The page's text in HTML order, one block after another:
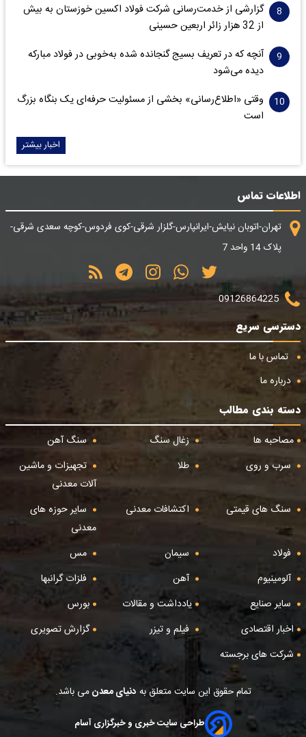
گزارشی از خدمت‌رسانی شرکت فولاد اکسین خوزستان به بیش
از 32 هزار زائر اربعین حسینی
آنچه که در تعریف بسیج گنجانده شده به‌خوبی در فولاد مبارکه
دیده می‌شود
وقتی «اطلاع‌رسانی» بخشی از مسئولیت حرفه‌ای یک بنگاه بزرگ
است
اخبار بیشتر
اطلاعات تماس
تهران-اتوبان نیایش-ایرانپارس-گلزار شرقی-کوی فردوس-کوچه سعدی شرقی-
پلاک 14 واحد 7
09126864225
دسترسی سریع
تماس با ما
درباره ما
دسته بندی مطالب
مصاحبه ها
زغال سنگ
سنگ آهن
سرب و روی
طلا
تجهیزات و ماشین
آلات معدنی
سنگ های قیمتی
اکتشافات معدنی
سایر حوزه های
معدنی
فولاد
سیمان
مس
آلومینیوم
آهن
فلزات گرانبها
سایر صنایع
یادداشت و مقالات
بورس
اخبار اقتصادی
فیلم و تیزر
گزارش تصویری
شرکت های برجسته
تمام حقوق این سایت متعلق به دنیای معدنمی باشد.
طراحی سایت خبری و خبرگزاری آسام